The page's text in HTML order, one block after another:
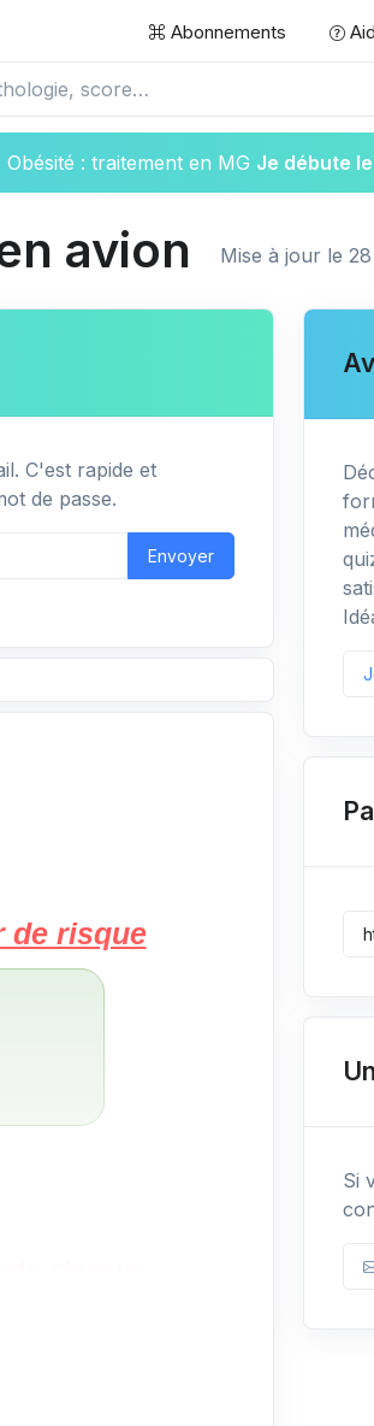
Abonnements
: traitement en MG Je débute
avion Mise à jour le
C'est rapide et
de passe.
Envoyer
Si